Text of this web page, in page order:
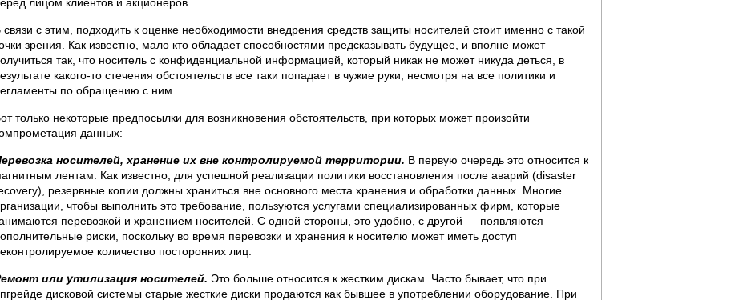
лицом клиентов и акционеров.
связи с этим, подходить к оценке необходимости внедрения средств защиты носителей стоит именно с такой
зрения. Как известно, мало кто обладает способностями предсказывать будущее, и вполне может
так, что носитель с конфиденциальной информацией, который никак не может никуда деться, в
какого-то стечения обстоятельств все таки попадает в чужие руки, несмотря на все политики и
по обращению с ним.
только некоторые предпосылки для возникновения обстоятельств, при которых может произойти
данных:
носителей, хранение их вне контролируемой территории. В первую очередь это относится к
лентам. Как известно, для успешной реализации политики восстановления после аварий (disaster
резервные копии должны храниться вне основного места хранения и обработки данных. Многие
чтобы выполнить это требование, пользуются услугами специализированных фирм, которые
перевозкой и хранением носителей. С одной стороны, это удобно, с другой — появляются
риски, поскольку во время перевозки и хранения к носителю может иметь доступ
количество посторонних лиц.
или утилизация носителей. Это больше относится к жестким дискам. Часто бывает, что при
дисковой системы старые жесткие диски продаются как бывшее в употреблении оборудование. При